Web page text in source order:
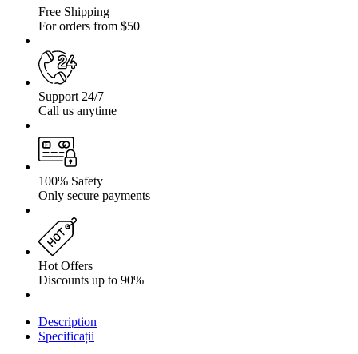
Free Shipping
For orders from $50
Support 24/7
Call us anytime
100% Safety
Only secure payments
Hot Offers
Discounts up to 90%
Description
Specificații